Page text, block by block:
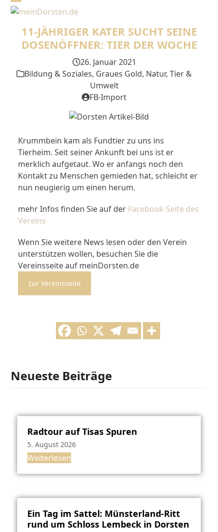
Skip
content
Open
mobile
menu
Close
mobile
menu
11-JÄHRIGER KATER SUCHT SEINE
DOSENÖFFNER: TIER DER WOCHE
26. Januar 2021
Bildung & Soziales, Graues Gold, Natur, Tier &
Umwelt
FB-Import
Krummbein kam als Fundtier zu uns ins
Tierheim. Seit seiner Ankunft bei uns ist er
merklich aufgetaut. Wo er anfangs noch den
Kontakt zu Menschen gemieden hat, schleicht er
nun neugierig um einen herum.
mehr Infos finden Sie auf der Facebook-Seite des
Vereins
Wenn Sie weitere News lesen oder den Verein
unterstützen wollen, besuchen Sie die
Vereinsseite auf meinDorsten.de
zur Vereinsseite
Neueste Beiträge
Radtour auf Tisas Spuren
5. August 2026
Weiterlesen
Ein Tag im Sattel: Münsterland-Ritt
rund um Schloss Lembeck in Dorsten